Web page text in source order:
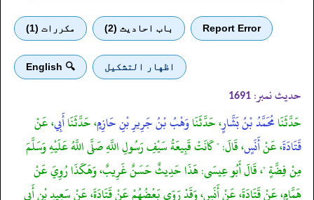
Report Error باب احادیث (2) مكررات (1)
اظهار التشكيل 🔍 English
حدیث نمبر: 1691
حَدَّثَنَامُحَمَّدُ بْنُ بَشَّارٍ، حَدَّثَنَاوَهْبُ بْنُ جَرِيرِ بْنِ حَازِمٍ، حَدَّثَنَاأَبِي، عَنْ
قَتَادَةَ، عَنْأَنَسٍ، قَالَ: " كَانَتْ قَبِيعَةُ سَيْفِ رَسُولِ اللَّهِ صَلَّى اللَّهُ عَلَيْهِ وَسَلَّمَ
مِنْ فِضَّةٍ "، قَالَ أَبُو عِيسَى: هَذَا حَدِيثٌ حَسَنٌ غَرِيبٌ، وَهَكَذَا رُوِيَ عَنْ
هَمَّامٍ، عَنْ قَتَادَةَ، عَنْ أَنَسٍ، وَقَدْ رَوَى بَعْضُهُمْ عَنْ قَتَادَةَ، عَنْ سَعِيدِ بْنِ أَبِي